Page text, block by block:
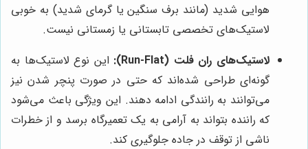
هوایی شدید (مانند برف سنگین یا گرمای شدید) به خوبی
لاستیک‌های تخصصی تابستانی یا زمستانی نیست.
لاستیک‌های ران فلت (Run-Flat):
این نوع لاستیک‌ها به
گونه‌ای طراحی شده‌اند که حتی در صورت پنچر شدن نیز
می‌توانند به رانندگی ادامه دهند. این ویژگی باعث می‌شود
که راننده بتواند به آرامی به یک تعمیرگاه برسد و از خطرات
ناشی از توقف در جاده جلوگیری کند.